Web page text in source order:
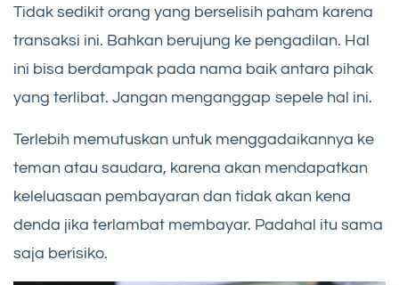
Tidak sedikit orang yang berselisih paham karena
transaksi ini. Bahkan berujung ke pengadilan. Hal
ini bisa berdampak pada nama baik antara pihak
yang terlibat. Jangan menganggap sepele hal ini.
Terlebih memutuskan untuk menggadaikannya ke
teman atau saudara, karena akan mendapatkan
keleluasaan pembayaran dan tidak akan kena
denda jika terlambat membayar. Padahal itu sama
saja berisiko.